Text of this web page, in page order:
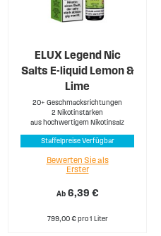
ELUX Legend Nic
Salts E-liquid Lemon &
Lime
20+ Geschmacksrichtungen
2 Nikotinstärken
aus hochwertigem Nikotinsalz
Staffelpreise Verfügbar
Ab 6,39 €
Bewerten Sie als
Erster
799,00 € pro 1 Liter